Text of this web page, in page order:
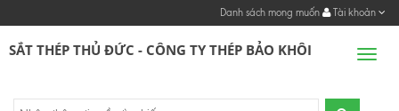
Danh sách mong muốn Tài khoản
SẮT THÉP THỦ ĐỨC - CÔNG TY THÉP BẢO KHÔI